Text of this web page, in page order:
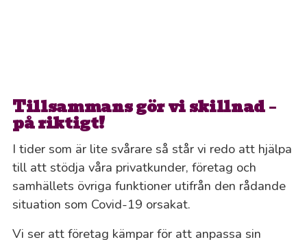
Tillsammans gör vi skillnad –
på riktigt!
I tider som är lite svårare så står vi redo att hjälpa
till att stödja våra privatkunder, företag och
samhällets övriga funktioner utifrån den rådande
situation som Covid-19 orsakat.
Vi ser att företag kämpar för att anpassa sin